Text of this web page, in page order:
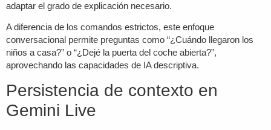
adaptar el grado de explicación necesario.
A diferencia de los comandos estrictos, este enfoque
conversacional permite preguntas como “¿Cuándo llegaron los
niños a casa?” o “¿Dejé la puerta del coche abierta?”,
aprovechando las capacidades de IA descriptiva.
Persistencia de contexto en
Gemini Live